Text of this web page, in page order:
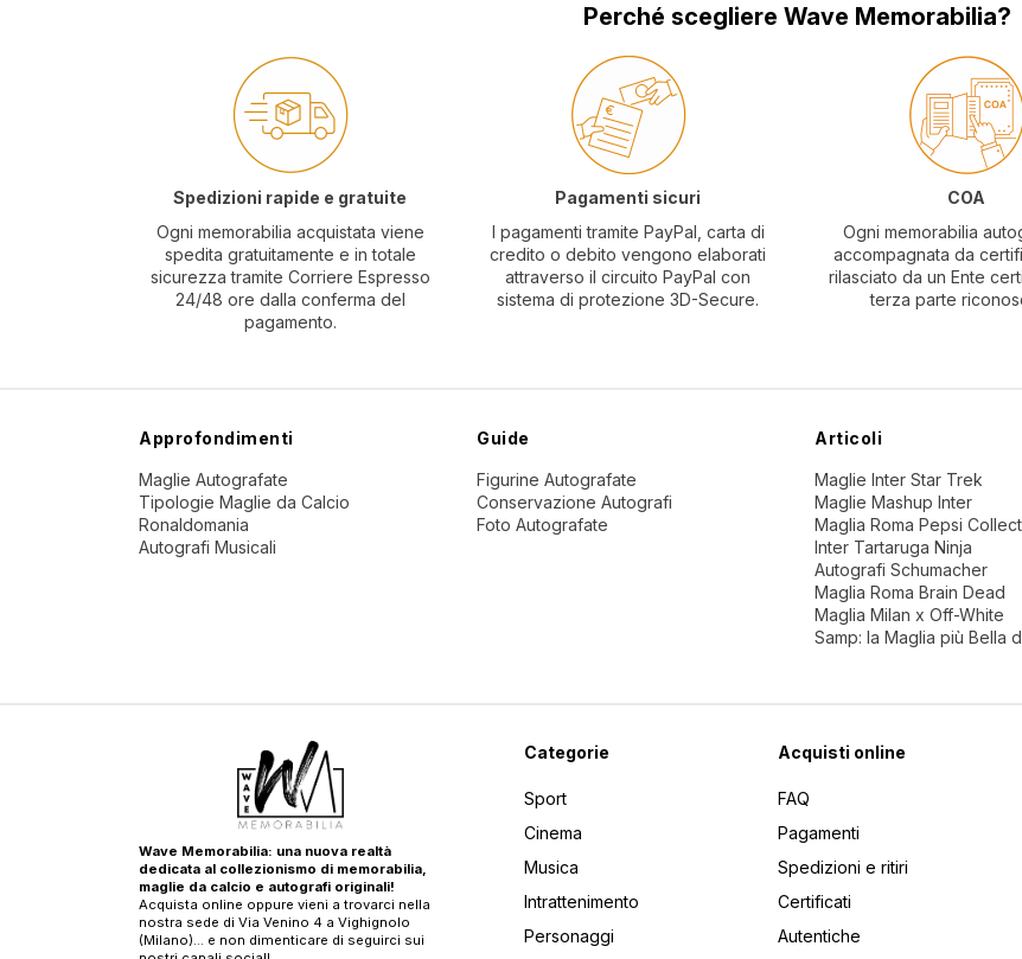
Perché scegliere Wave Memorabilia?
Spedizioni rapide e gratuite
Ogni memorabilia acquistata viene
spedita gratuitamente e in totale
sicurezza tramite Corriere Espresso
24/48 ore dalla conferma del
pagamento.
Pagamenti sicuri
I pagamenti tramite PayPal, carta di
credito o debito vengono elaborati
attraverso il circuito PayPal con
sistema di protezione 3D-Secure.
COA
Ogni memorabilia
accompagnata da
rilasciato da un Ente
terza parte
Approfondimenti
Maglie Autografate
Tipologie Maglie da Calcio
Ronaldomania
Autografi Musicali
Guide
Figurine Autografate
Conservazione Autografi
Foto Autografate
Articoli
Maglie Inter Star Trek
Maglie Mashup Inter
Maglia Roma Pepsi
Inter Tartaruga Ninja
Autografi Schumacher
Maglia Roma Brain Dead
Maglia Milan x Off-White
Samp: la Maglia più Bella
Wave Memorabilia: una nuova realtà
dedicata al collezionismo di memorabilia,
maglie da calcio e autografi originali!
Acquista online oppure vieni a trovarci nella
nostra sede di Via Venino 4 a Vighignolo
(Milano)… e non dimenticare di seguirci sui
Categorie
Sport
Cinema
Musica
Intrattenimento
Personaggi
Acquisti online
FAQ
Pagamenti
Spedizioni e ritiri
Certificati
Autentiche